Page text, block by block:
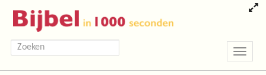
Toggle